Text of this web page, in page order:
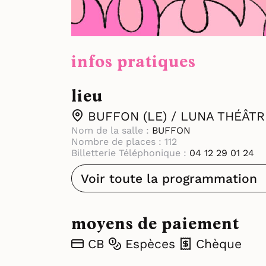
infos pratiques
lieu
BUFFON (LE) / LUNA
Nom de la salle : BUFFON
Nombre de places : 112
Billetterie Téléphonique : 04 12 29 01 24
Voir toute la programmation
moyens de paiement
CB Espèces Chèque